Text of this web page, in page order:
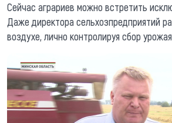
Сейчас аграриев можно встретить
Даже директора сельхозпредприятий
воздухе, лично контролируя сбор